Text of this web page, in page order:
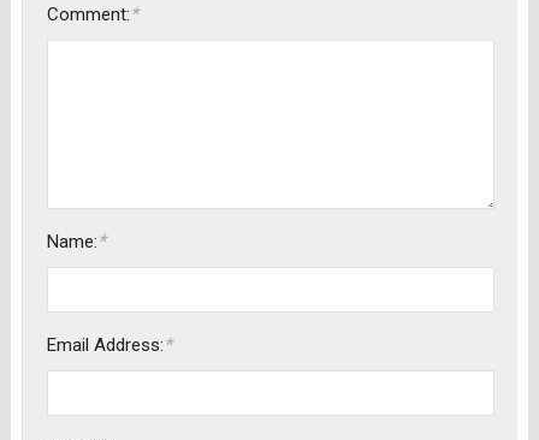
Comment:*
Name:*
Email Address:*